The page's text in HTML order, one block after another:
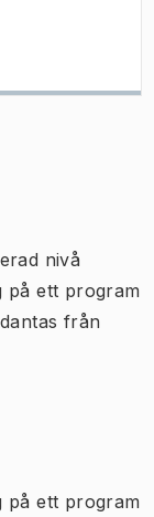
nivå
på ett program
från
på ett program